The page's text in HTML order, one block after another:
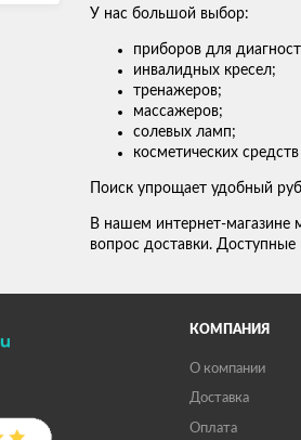
У нас большой выбор:
приборов для
инвалидных кресел;
тренажеров;
массажеров;
солевых ламп;
косметических
Поиск упрощает удобный
В нашем интернет-магазине
вопрос доставки. Доступные
КОМПАНИЯ
О компании
Доставка
Оплата